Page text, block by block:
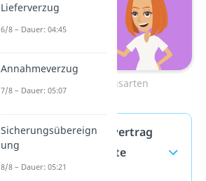
Zum Video: Vertragsarten
Wie kommt ein Kaufvertrag
zustande? — häufigste
Fragen (ausklappen)
Lieferverzug
6/8 – Dauer: 04:45
Annahmeverzug
7/8 – Dauer: 05:07
Sicherungsübereign
ung
8/8 – Dauer: 05:21